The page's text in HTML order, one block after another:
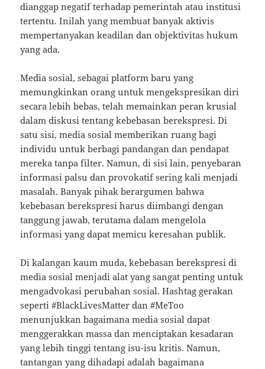
dianggap negatif terhadap pemerintah atau institusi
tertentu. Inilah yang membuat banyak aktivis
mempertanyakan keadilan dan objektivitas hukum
yang ada.
Media sosial, sebagai platform baru yang
memungkinkan orang untuk mengekspresikan diri
secara lebih bebas, telah memainkan peran krusial
dalam diskusi tentang kebebasan berekspresi. Di
satu sisi, media sosial memberikan ruang bagi
individu untuk berbagi pandangan dan pendapat
mereka tanpa filter. Namun, di sisi lain, penyebaran
informasi palsu dan provokatif sering kali menjadi
masalah. Banyak pihak berargumen bahwa
kebebasan berekspresi harus diimbangi dengan
tanggung jawab, terutama dalam mengelola
informasi yang dapat memicu keresahan publik.
Di kalangan kaum muda, kebebasan berekspresi di
media sosial menjadi alat yang sangat penting untuk
mengadvokasi perubahan sosial. Hashtag gerakan
seperti #BlackLivesMatter dan #MeToo
menunjukkan bagaimana media sosial dapat
menggerakkan massa dan menciptakan kesadaran
yang lebih tinggi tentang isu-isu kritis. Namun,
tantangan yang dihadapi adalah bagaimana